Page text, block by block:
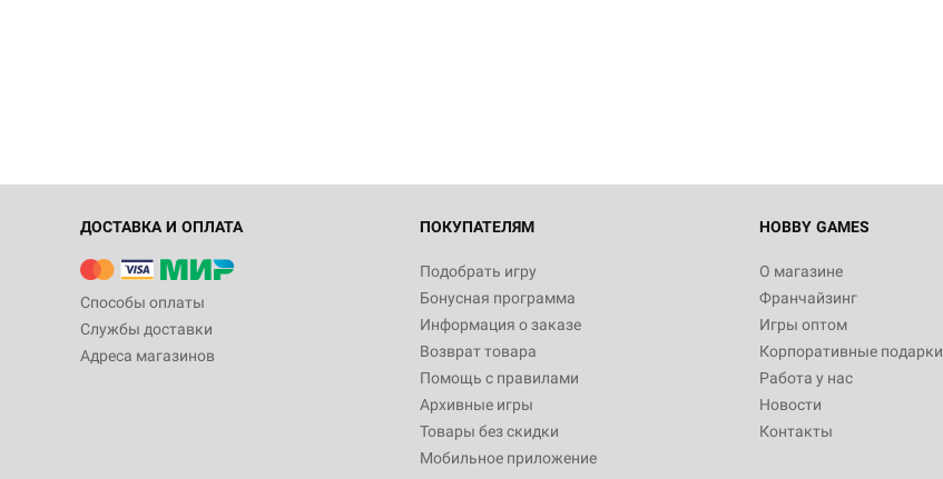
ДОСТАВКА И ОПЛАТА
Способы оплаты
Службы доставки
Адреса магазинов
ПОКУПАТЕЛЯМ
Подобрать игру
Бонусная программа
Информация о заказе
Возврат товара
Помощь с правилами
Архивные игры
Товары без скидки
Мобильное приложение
HOBBY GAMES
О магазине
Франчайзинг
Игры оптом
Корпоративные подарки
Работа у нас
Новости
Контакты